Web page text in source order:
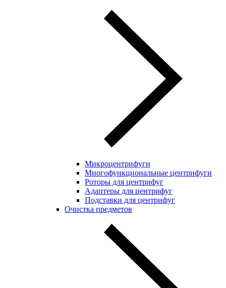
Микроцентрифуги
Многофункциональные центрифуги
Роторы для центрифуг
Адаптеры для центрифуг
Подставки для центрифуг
Очистка предметов